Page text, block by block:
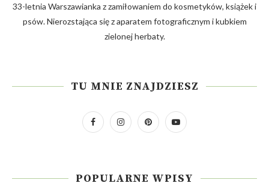
33-letnia Warszawianka z zamiłowaniem do kosmetyków, książek i
psów. Nierozstająca się z aparatem fotograficznym i kubkiem
zielonej herbaty.
TU MNIE ZNAJDZIESZ
POPULARNE WPISY